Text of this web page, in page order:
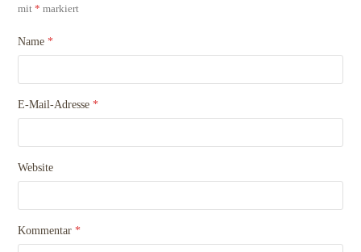
mit* markiert
Name*
E-Mail-Adresse*
Website
Kommentar*